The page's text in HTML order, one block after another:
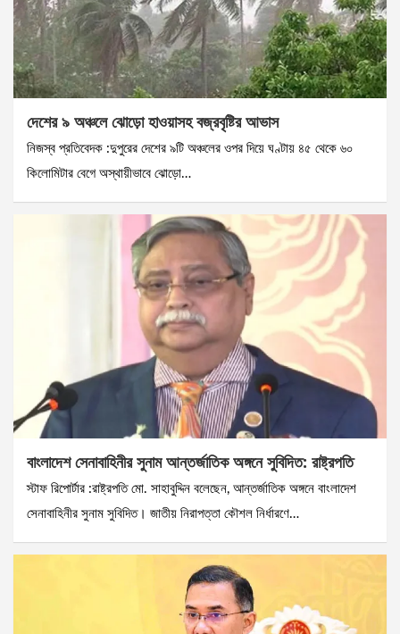
দেশের ৯ অঞ্চলে ঝোড়ো হাওয়াসহ বজ্রবৃষ্টির আভাস
নিজস্ব প্রতিবেদক :দুপুরের দেশের ৯টি অঞ্চলের ওপর দিয়ে ঘণ্টায় ৪৫ থেকে ৬০
কিলোমিটার বেগে অস্থায়ীভাবে ঝোড়ো…
বাংলাদেশ সেনাবাহিনীর সুনাম আন্তর্জাতিক অঙ্গনে সুবিদিত: রাষ্ট্রপতি
স্টাফ রিপোর্টার :রাষ্ট্রপতি মো. সাহাবুদ্দিন বলেছেন, আন্তর্জাতিক অঙ্গনে বাংলাদেশ
সেনাবাহিনীর সুনাম সুবিদিত। জাতীয় নিরাপত্তা কৌশল নির্ধারণে…